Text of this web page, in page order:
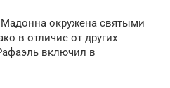
окружена святыми
в отличие от других
включил в